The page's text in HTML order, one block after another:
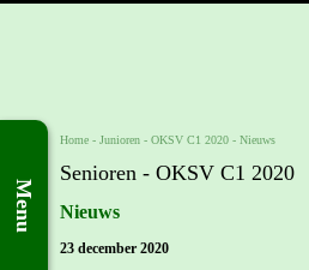
Menu
Home - Junioren - OKSV C1 2020 - Nieuws
Senioren - OKSV C1 2020
Nieuws
23 december 2020